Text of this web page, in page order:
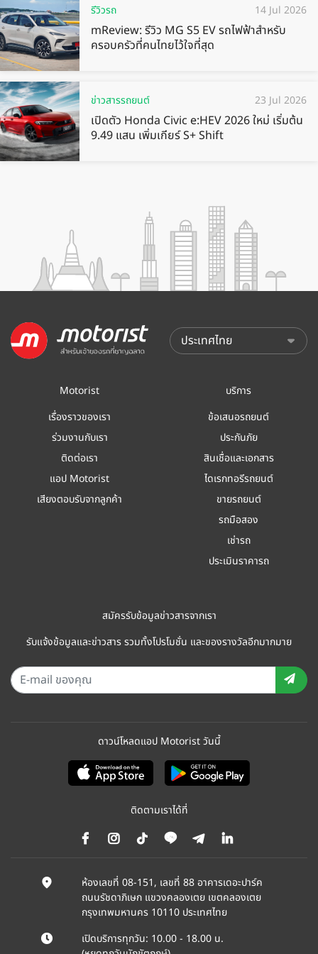
รีวิวรถ 14 Jul 2026
mReview: รีวิว MG S5 EV รถไฟฟ้าสำหรับ
ครอบครัวที่คนไทยไว้ใจที่สุด
ข่าวสารรถยนต์ 23 Jul 2026
เปิดตัว Honda Civic e:HEV 2026 ใหม่ เริ่มต้น
9.49 แสน เพิ่มเกียร์ S+ Shift
Motorist
เรื่องราวของเรา
ร่วมงานกับเรา
ติดต่อเรา
แอป Motorist
เสียงตอบรับจากลูกค้า
บริการ
ข้อเสนอรถยนต์
ประกันภัย
สินเชื่อและเอกสาร
ไดเรกทอรีรถยนต์
ขายรถยนต์
รถมือสอง
เช่ารถ
ประเมินราคารถ
สมัครรับข้อมูลข่าวสารจากเรา
รับแจ้งข้อมูลและข่าวสาร รวมทั้งโปรโมชั่น และของรางวัลอีกมากมาย
ดาวน์โหลดแอป Motorist วันนี้
ติดตามเราได้ที่
ห้องเลขที่ 08-151, เลขที่ 88 อาคารเดอะปาร์ค
ถนนรัชดาภิเษก แขวงคลองเตย เขตคลองเตย
กรุงเทพมหานคร 10110 ประเทศไทย
เปิดบริการทุกวัน: 10.00 - 18.00 น.